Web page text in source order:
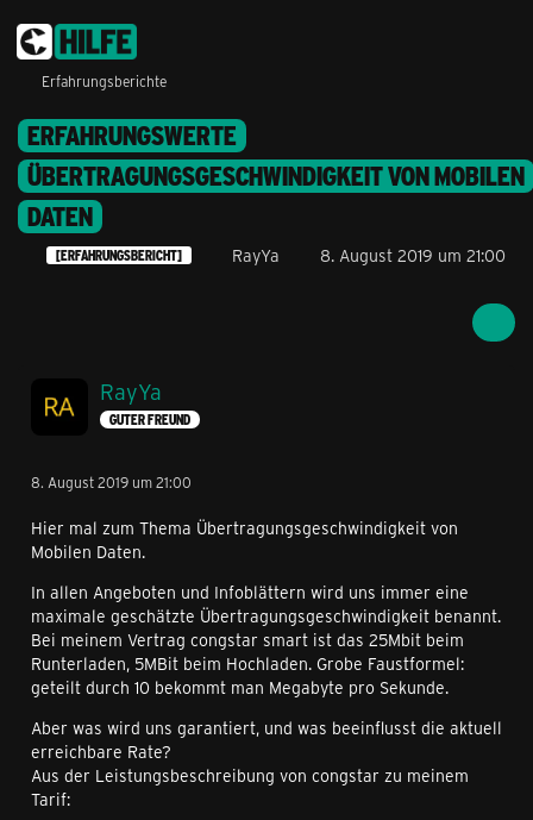
Erfahrungsberichte
ERFAHRUNGSWERTE
ÜBERTRAGUNGSGESCHWINDIGKEIT VON MOBILEN
DATEN
[ERFAHRUNGSBERICHT] RayYa 8. August 2019 um 21:00
RayYa
GUTER FREUND
8. August 2019 um 21:00
Hier mal zum Thema Übertragungsgeschwindigkeit von
Mobilen Daten.
In allen Angeboten und Infoblättern wird uns immer eine
maximale geschätzte Übertragungsgeschwindigkeit benannt.
Bei meinem Vertrag congstar smart ist das 25Mbit beim
Runterladen, 5MBit beim Hochladen. Grobe Faustformel:
geteilt durch 10 bekommt man Megabyte pro Sekunde.
Aber was wird uns garantiert, und was beeinflusst die aktuell
erreichbare Rate?
Aus der Leistungsbeschreibung von congstar zu meinem
Tarif: